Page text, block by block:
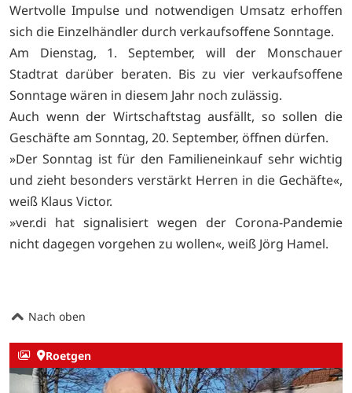
Wertvolle Impulse und notwendigen Umsatz erhoffen
sich die Einzelhändler durch verkaufsoffene Sonntage.
Am Dienstag, 1. September, will der Monschauer
Stadtrat darüber beraten. Bis zu vier verkaufsoffene
Sonntage wären in diesem Jahr noch zulässig.
Auch wenn der Wirtschaftstag ausfällt, so sollen die
Geschäfte am Sonntag, 20. September, öffnen dürfen.
»Der Sonntag ist für den Familieneinkauf sehr wichtig
und zieht besonders verstärkt Herren in die Gechäfte«,
weiß Klaus Victor.
»ver.di hat signalisiert wegen der Corona-Pandemie
nicht dagegen vorgehen zu wollen«, weiß Jörg Hamel.
Nach oben
Roetgen